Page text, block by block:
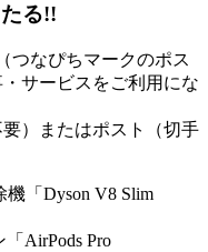
る!!
つなぴちマークのポス
サービスをご利用にな
）またはポスト（切手
「Dyson V8 Slim
AirPods Pro